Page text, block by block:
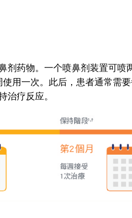
剂药物。一个喷鼻剂装置可喷
用一次。此后，患者通常需
治疗反应。